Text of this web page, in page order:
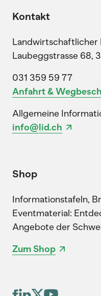
Kontakt
Landwirtschaftlicher
Laubeggstrasse 68,
031 359 59 77
Anfahrt &
Allgemeine
info@lid.ch
Shop
Informationstafeln,
Eventmaterial:
Angebote der
Zum Shop